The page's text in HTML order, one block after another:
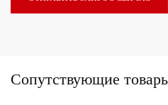
Сопутствующие